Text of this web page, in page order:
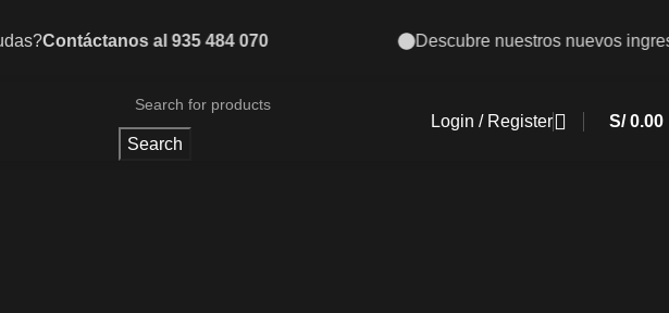
Descubre nuestros nuevos ingresos Nueva línea TCG
Search
Login / Register S/0.00